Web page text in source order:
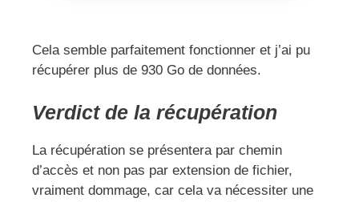
Cela semble parfaitement fonctionner et j’ai pu
récupérer plus de 930 Go de données.
Verdict de la récupération
La récupération se présentera par chemin
d’accès et non pas par extension de fichier,
vraiment dommage, car cela va nécessiter une